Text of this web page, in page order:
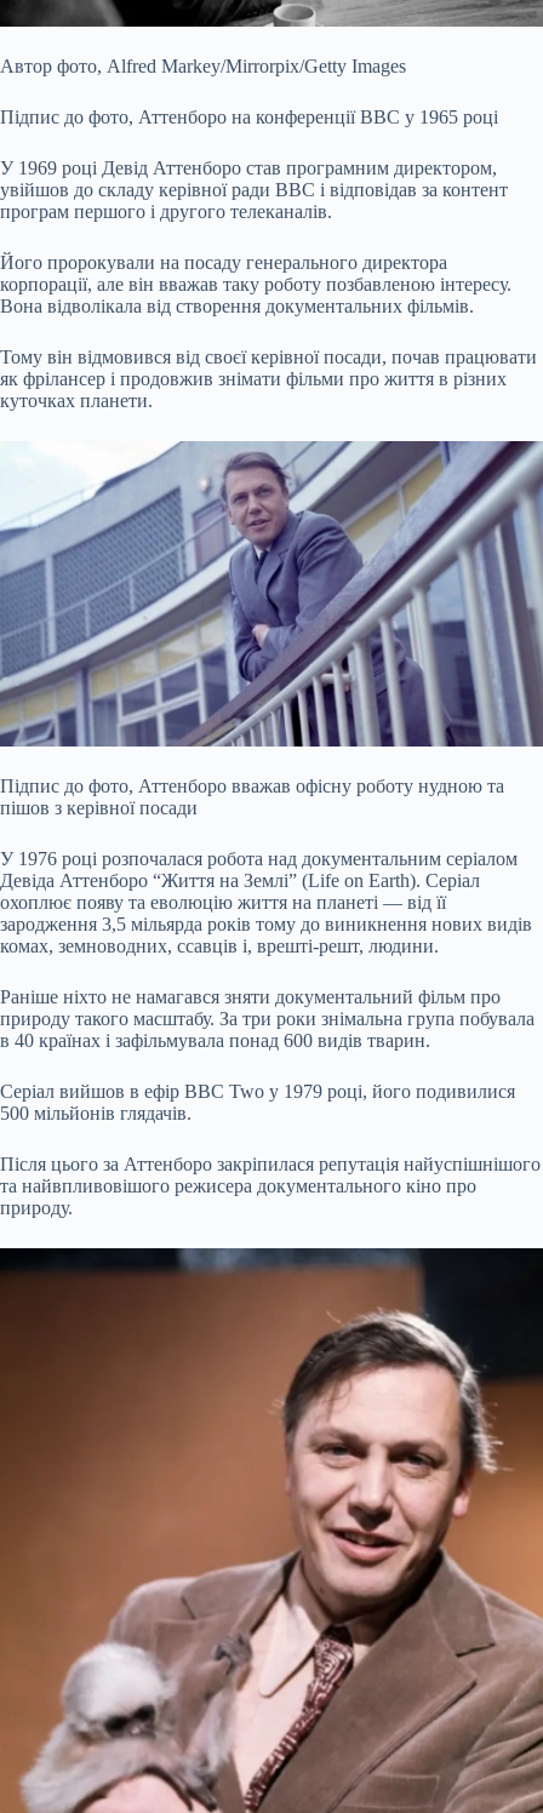
Автор фото, Alfred Markey/Mirrorpix/Getty Images
Підпис до фото, Аттенборо на конференції BBC у 1965 році
У 1969 році Девід Аттенборо став програмним директором,
увійшов до складу керівної ради ВВС і відповідав за контент
програм першого і другого телеканалів.
Його пророкували на посаду генерального директора
корпорації, але він вважав таку роботу позбавленою інтересу.
Вона відволікала від створення документальних фільмів.
Тому він відмовився від своєї керівної посади, почав працювати
як фрілансер і продовжив знімати фільми про життя в різних
куточках планети.
Підпис до фото, Аттенборо вважав офісну роботу нудною та
пішов з керівної посади
У 1976 році розпочалася робота над документальним серіалом
Девіда Аттенборо “Життя на Землі” (Life on Earth). Серіал
охоплює появу та еволюцію життя на планеті — від її
зародження 3,5 мільярда років тому до виникнення нових видів
комах, земноводних, ссавців і, врешті-решт, людини.
Раніше ніхто не намагався зняти документальний фільм про
природу такого масштабу. За три роки знімальна група побувала
в 40 країнах і зафільмувала понад 600 видів тварин.
Серіал вийшов в ефір BBC Two у 1979 році, його подивилися
500 мільйонів глядачів.
Після цього за Аттенборо закріпилася репутація найуспішнішого
та найвпливовішого режисера документального кіно про
природу.